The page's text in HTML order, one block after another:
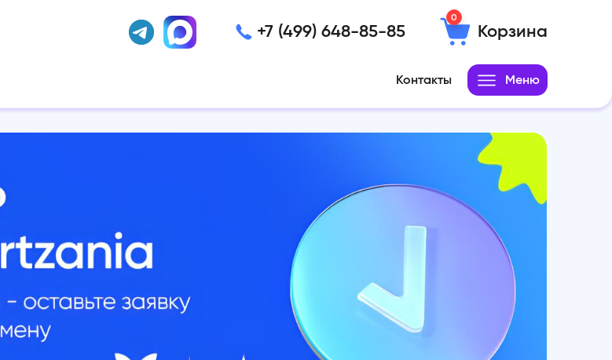
+7 (499) 648-85-85
0
Корзина
Контакты Меню